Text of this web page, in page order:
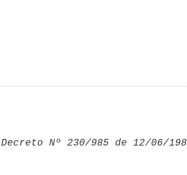
Decreto Nº 230/985 de 12/06/